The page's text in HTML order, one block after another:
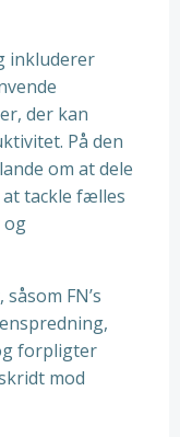
inkluderer
der kan
På den
om at dele
tackle fælles
og
FN’s
forpligter
mod